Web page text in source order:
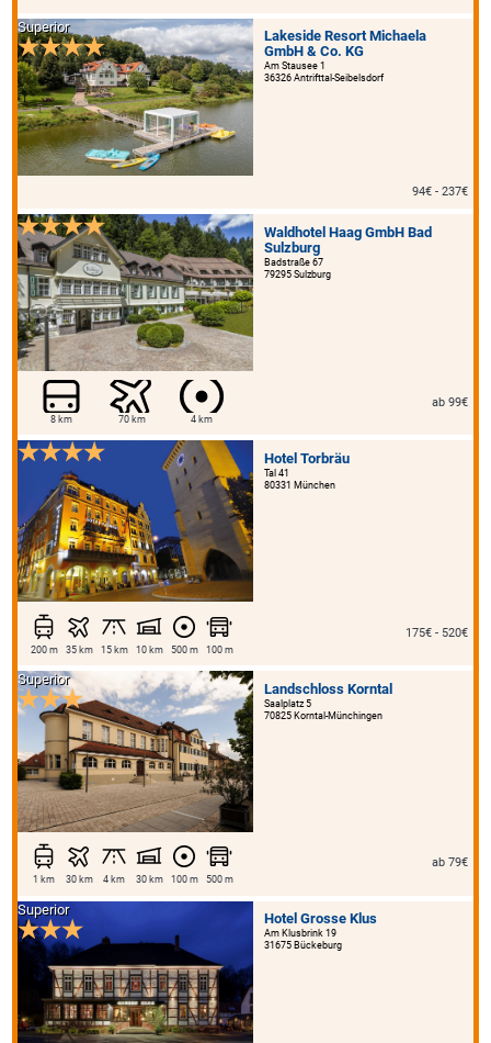
Lakeside Resort Michaela
GmbH & Co. KG
Am Stausee 1
36326 Antrifttal-Seibelsdorf
Superior
94€ - 237€
Waldhotel Haag GmbH Bad
Sulzburg
Badstraße 67
79295 Sulzburg
8 km 70 km 4 km
ab 99€
Hotel Torbräu
Tal 41
80331 München
200 m 35 km 15 km 10 km 500 m 100 m
175€ - 520€
Landschloss Korntal
Saalplatz 5
70825 Korntal-Münchingen
Superior
1 km 30 km 4 km 30 km 100 m 500 m
ab 79€
Hotel Grosse Klus
Am Klusbrink 19
31675 Bückeburg
Superior